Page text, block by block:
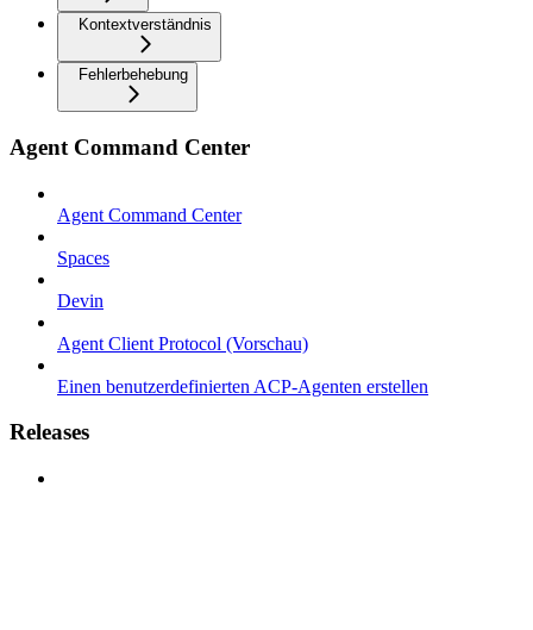
Kontextverständnis
Fehlerbehebung
Agent Command Center
Agent Command Center
Spaces
Devin
Agent Client Protocol (Vorschau)
Einen benutzerdefinierten ACP-Agenten erstellen
Releases